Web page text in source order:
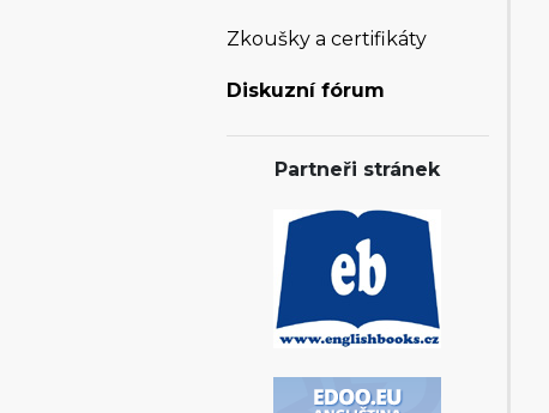
Zkoušky a certifikáty
Diskuzní fórum
Partneři stránek